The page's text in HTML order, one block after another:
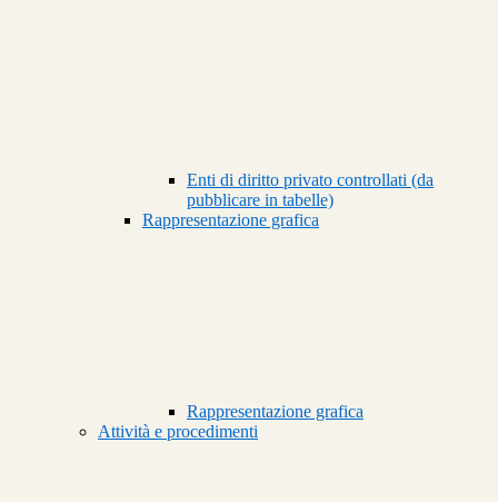
Enti di diritto privato controllati (da
pubblicare in tabelle)
Rappresentazione grafica
Rappresentazione grafica
Attività e procedimenti